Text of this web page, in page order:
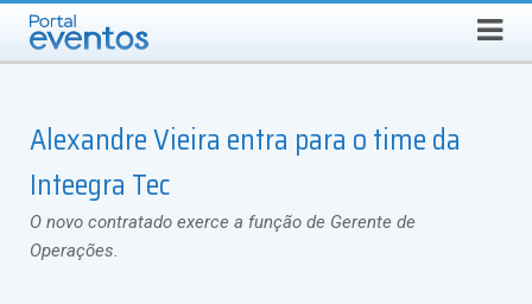
SEXTA-FEIRA, 7 DE AGOSTO DE 2026 Busca
Alexandre Vieira entra para o time da
Inteegra Tec
O novo contratado exerce a função de Gerente de
Operações.